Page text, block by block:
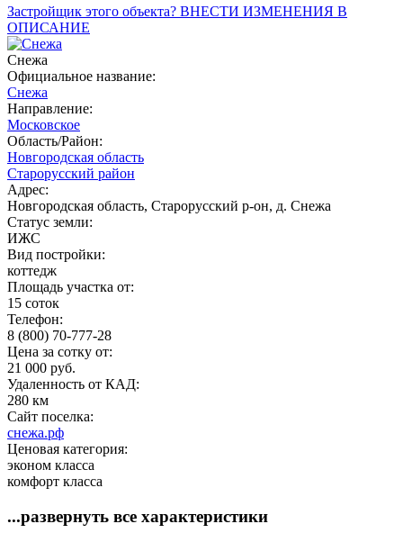
Застройщик этого объекта? ВНЕСТИ ИЗМЕНЕНИЯ В
ОПИСАНИЕ
Снежа
Официальное название:
Снежа
Направление:
Московское
Область/Район:
Новгородская область
Старорусский район
Адрес:
Новгородская область, Старорусский р-он, д. Снежа
Статус земли:
ИЖС
Вид постройки:
коттедж
Площадь участка от:
15 соток
Телефон:
8 (800) 70-777-28
Цена за сотку от:
21 000 руб.
Удаленность от КАД:
280 км
Сайт поселка:
снежа.рф
Ценовая категория:
эконом класса
комфорт класса
...развернуть все характеристики